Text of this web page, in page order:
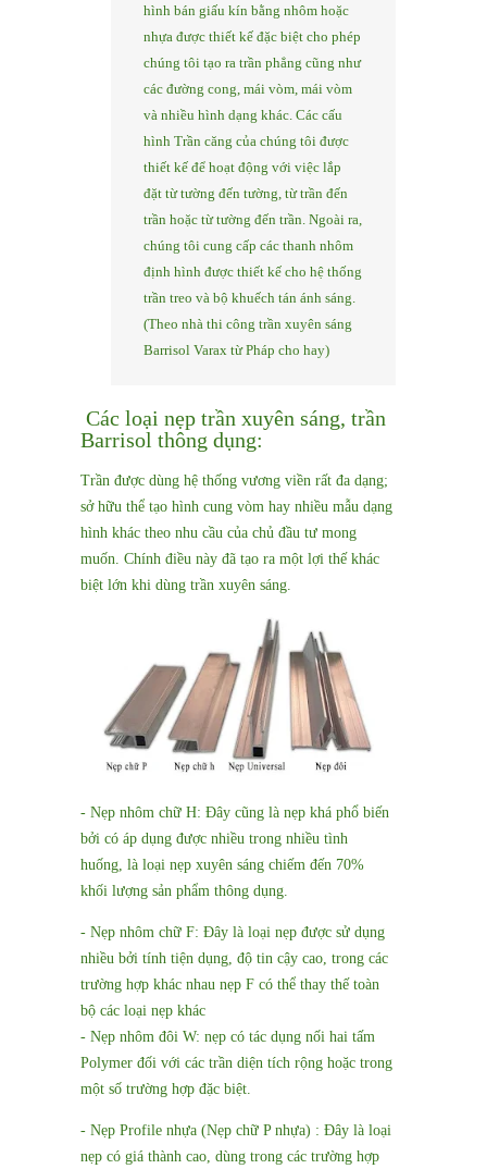
hình bán giấu kín bằng nhôm hoặc
nhựa được thiết kế đặc biệt cho phép
chúng tôi tạo ra trần phẳng cũng như
các đường cong, mái vòm, mái vòm
và nhiều hình dạng khác. Các cấu
hình Trần căng của chúng tôi được
thiết kế để hoạt động với việc lắp
đặt từ tường đến tường, từ trần đến
trần hoặc từ tường đến trần. Ngoài ra,
chúng tôi cung cấp các thanh nhôm
định hình được thiết kế cho hệ thống
trần treo và bộ khuếch tán ánh sáng.
(Theo nhà thi công trần xuyên sáng
Barrisol Varax từ Pháp cho hay)
Các loại nẹp trần xuyên sáng, trần
Barrisol thông dụng:
Trần được dùng hệ thống vương viền rất đa dạng;
sở hữu thể tạo hình cung vòm hay nhiều mẫu dạng
hình khác theo nhu cầu của chủ đầu tư mong
muốn. Chính điều này đã tạo ra một lợi thế khác
biệt lớn khi dùng trần xuyên sáng.
- Nẹp nhôm chữ H: Đây cũng là nẹp khá phổ biến
bởi có áp dụng được nhiều trong nhiều tình
huống, là loại nẹp xuyên sáng chiếm đến 70%
khối lượng sản phẩm thông dụng.
- Nẹp nhôm chữ F: Đây là loại nẹp được sử dụng
nhiều bởi tính tiện dụng, độ tin cậy cao, trong các
trường hợp khác nhau nẹp F có thể thay thế toàn
bộ các loại nẹp khác
- Nẹp nhôm đôi W: nẹp có tác dụng nối hai tấm
Polymer đối với các trần diện tích rộng hoặc trong
một số trường hợp đặc biệt.
- Nẹp Profile nhựa (Nẹp chữ P nhựa) : Đây là loại
nẹp có giá thành cao, dùng trong các trường hợp